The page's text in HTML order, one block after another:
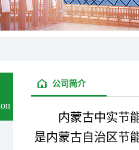
公司简介
内蒙古中实节
是内蒙古自治区节